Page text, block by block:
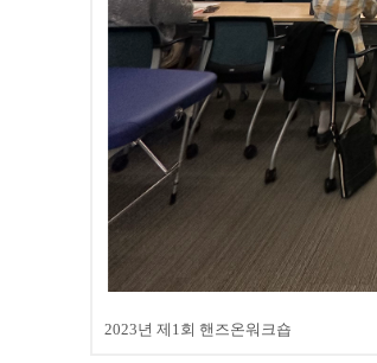
2023년 제1회 핸즈온워크숍